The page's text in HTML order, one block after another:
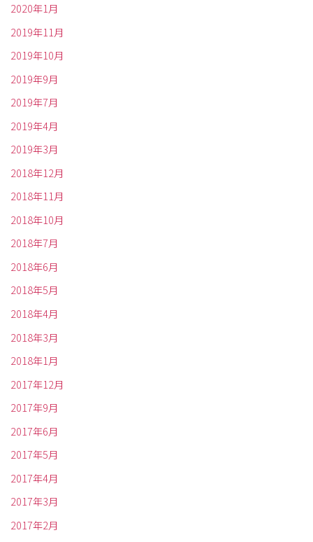
2020年1月
2019年11月
2019年10月
2019年9月
2019年7月
2019年4月
2019年3月
2018年12月
2018年11月
2018年10月
2018年7月
2018年6月
2018年5月
2018年4月
2018年3月
2018年1月
2017年12月
2017年9月
2017年6月
2017年5月
2017年4月
2017年3月
2017年2月